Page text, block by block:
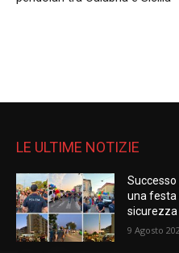
LE ULTIME NOTIZIE
una festa
sicurezza
9 Agosto